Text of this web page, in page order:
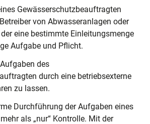
Gewässerschutzbeauftragten
von Abwasseranlagen oder
eine bestimmte Einleitungsmenge
Aufgabe und Pflicht.
des
durch eine betriebsexterne
zu lassen.
Durchführung der Aufgaben eines
als „nur“ Kontrolle. Mit der